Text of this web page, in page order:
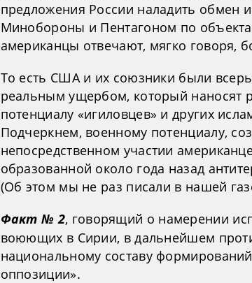
предложения России наладить обмен
Минобороны и Пентагоном по
американцы отвечают, мягко говоря,
То есть США и их союзники были
реальным ущербом, который наносят
потенциалу «игиловцев» и других
Подчеркнем, военному потенциалу,
непосредственном участии
образованной около года назад
(Об этом мы не раз писали в нашей
Факт № 2, говорящий о намерении
воюющих в Сирии, в дальнейшем
национальному составу
оппозиции».